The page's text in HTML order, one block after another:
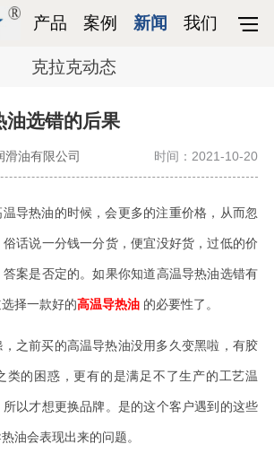
产品 案例 新闻 我们
克拉克动态
油选错的后果
滑油有限公司 时间：2021-10-20
导热油的时候，会更多的注重价格，从而忽
话说一分钱一分货，便宜没好货，过低的价
案是否定的。如果你知道高温导热油选错有
择一款好的高温导热油 的必要性了。
之前买的高温导热油没用多久变黑啦，有胶
类的困惑，更有的是满足不了生产的工艺温
以才想更换品牌。是的这个客户遇到的这些
油会表现出来的问题。